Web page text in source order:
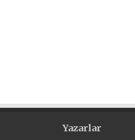
Yazarlar